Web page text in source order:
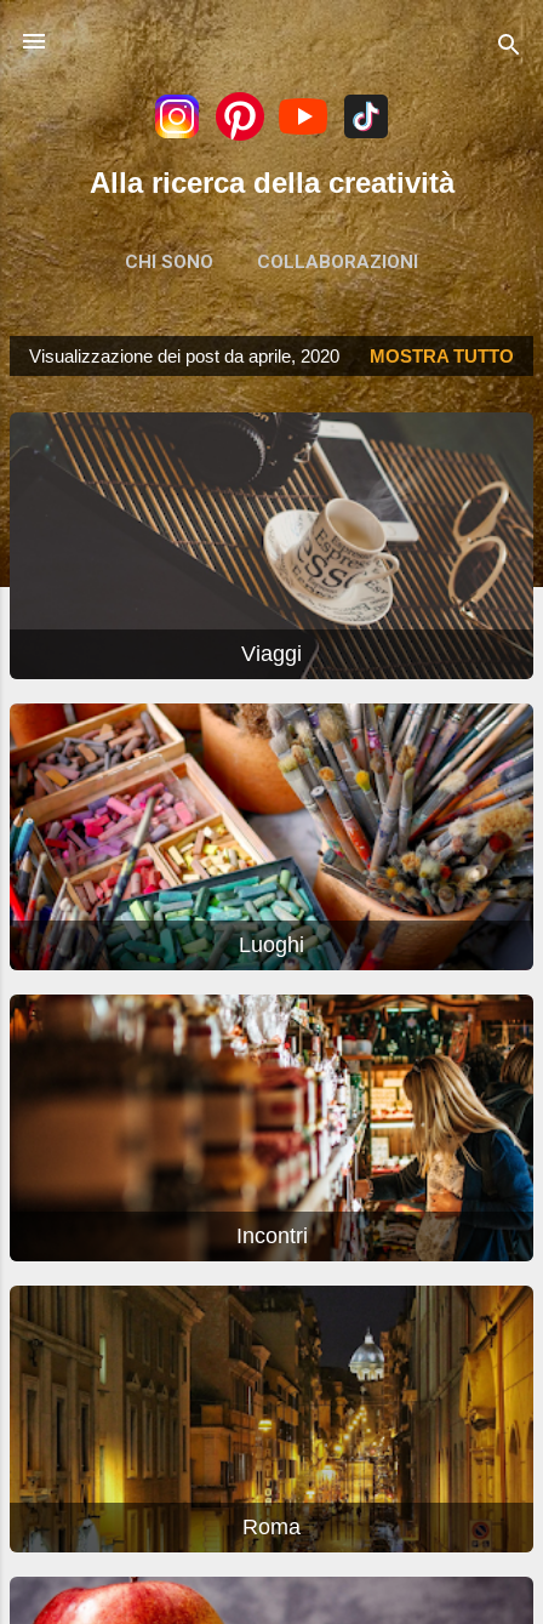
Passa ai contenuti principali
Alla ricerca della creatività
CHI SONO COLLABORAZIONI
P
o
t
Visualizzazione dei post da aprile, 2020 MOSTRA TUTTO
Viaggi
Luoghi
Incontri
Roma